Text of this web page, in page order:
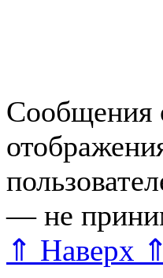
Сообщения
— не
⇑ Наверх ⇑